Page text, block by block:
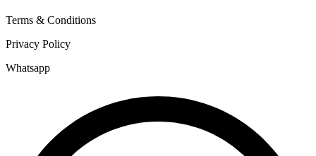
Terms & Conditions
Privacy Policy
Whatsapp